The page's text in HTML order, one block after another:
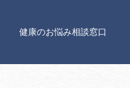
健康のお悩み相談窓口